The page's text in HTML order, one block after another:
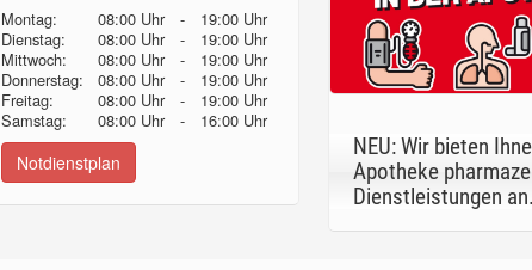
Montag: 08:00 Uhr -
19:00 Uhr
Dienstag:
08:00 Uhr -
19:00 Uhr
Mittwoch:
08:00 Uhr -
19:00 Uhr
Donnerstag:08:00 Uhr -
19:00 Uhr
Freitag:
08:00 Uhr -
19:00 Uhr
Samstag:
08:00 Uhr - 16:00 Uhr
Notdienstplan
NEU: Wir bieten
Apotheke
Dienstleistungen an.